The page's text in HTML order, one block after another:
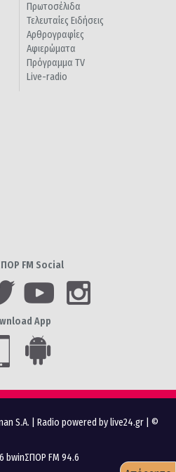
Πρωτοσέλιδα
Τελευταίες Ειδήσεις
Αρθρογραφίες
Αφιερώματα
Πρόγραμμα TV
Live-radio
FM Social
App
S.A. Radio powered by live24.gr | ©
bwinΣΠΟΡ FM 94.6